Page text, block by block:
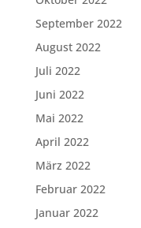
September 2022
August 2022
Juli 2022
Juni 2022
Mai 2022
April 2022
März 2022
Februar 2022
Januar 2022